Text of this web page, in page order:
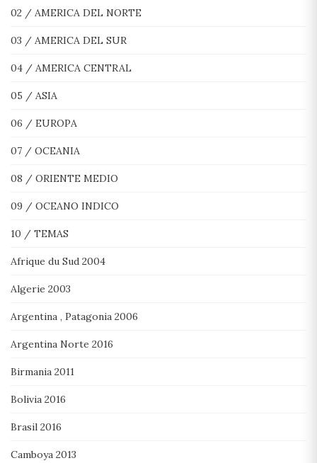
02 / AMERICA DEL NORTE
03 / AMERICA DEL SUR
04 / AMERICA CENTRAL
05 / ASIA
06 / EUROPA
07 / OCEANIA
08 / ORIENTE MEDIO
09 / OCEANO INDICO
10 / TEMAS
Afrique du Sud 2004
Algerie 2003
Argentina , Patagonia 2006
Argentina Norte 2016
Birmania 2011
Bolivia 2016
Brasil 2016
Camboya 2013